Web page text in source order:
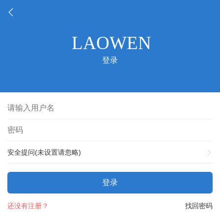
登录
安全提问(未设置请忽略)
登录
找回密码
还没有注册？